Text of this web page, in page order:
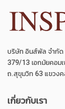
บริษัท อินส์พัล จำกัด
379/13 เอกมัยคอม
ถ.สุขุมวิท 63 แขวง
เกี่ยวกับเรา